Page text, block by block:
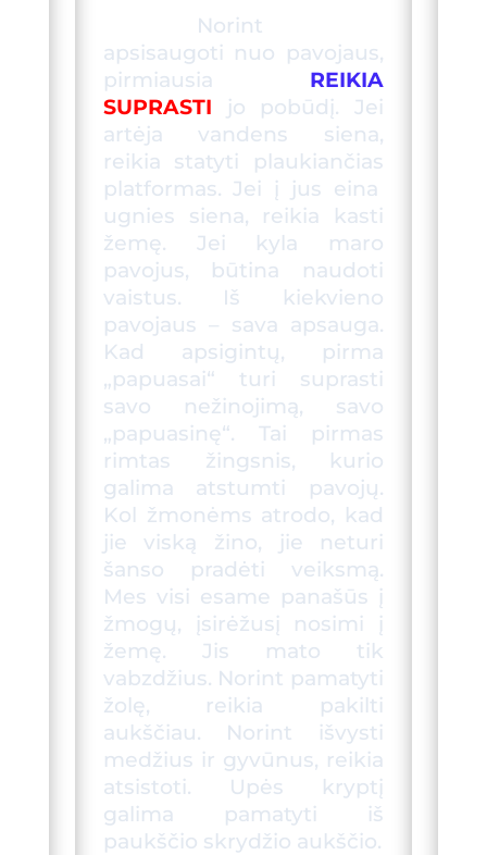
Norint
apsisaugoti nuo pavojaus,
pirmiausia REIKIA
SUPRASTI jo pobūdį. Jei
artėja vandens siena,
reikia statyti plaukiančias
platformas. Jei į jus eina
ugnies siena, reikia kasti
žemę. Jei kyla maro
pavojus, būtina naudoti
vaistus. Iš kiekvieno
pavojaus – sava apsauga.
Kad apsigintų, pirma
„papuasai“ turi suprasti
savo nežinojimą, savo
„papuasinę“. Tai pirmas
rimtas žingsnis, kurio
galima atstumti
pavojų.
Kol žmonėms atrodo, kad
jie viską žino, jie neturi
šanso pradėti veiksmą.
Mes visi esame panašūs į
žmogų, įsirėžusį nosimi į
žemę. Jis mato tik
vabzdžius. Norint pamatyti
žolę, reikia pakilti
aukščiau. Norint išvysti
medžius ir gyvūnus, reikia
atsistoti. Upės kryptį
galima pamatyti iš
paukščio skrydžio aukščio.